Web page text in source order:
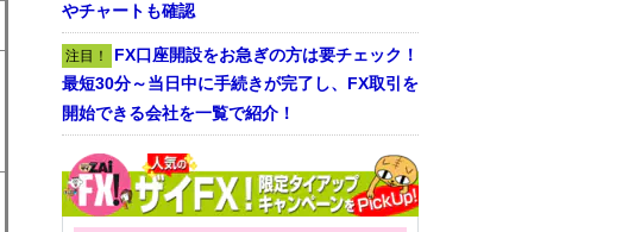
やチャートも確認
注目！ FX口座開設をお急ぎの方は要チェック！
最短30分～当日中に手続きが完了し、FX取引を
開始できる会社を一覧で紹介！